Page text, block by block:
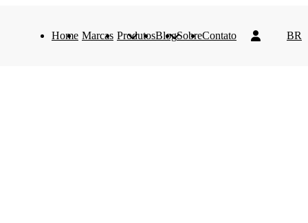
Home Marcas ProdutosBlogSobreContato BR